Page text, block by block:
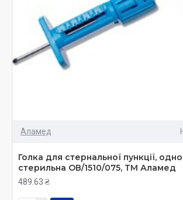
Аламед
Голка для стернальної пункції,
стерильна ОВ/1510/075, ТМ Аламед
489.63 ₴